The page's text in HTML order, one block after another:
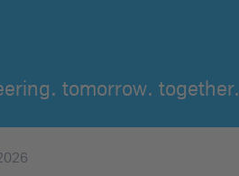
tomorrow. together.